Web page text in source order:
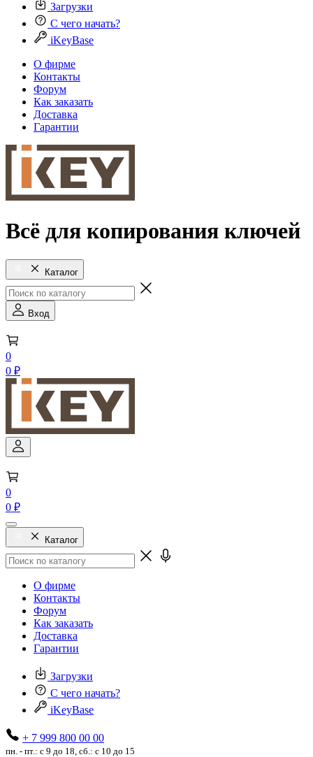
Загрузки
С чего начать?
iKeyBase
О фирме
Контакты
Форум
Как заказать
Доставка
Гарантии
Всё для копирования ключей
Каталог
Вход
0
0 ₽
0
0 ₽
Каталог
О фирме
Контакты
Форум
Как заказать
Доставка
Гарантии
Загрузки
С чего начать?
iKeyBase
+ 7 999 800 00 00
пн. - пт.: с 9 до 18, сб.: с 10 до 15